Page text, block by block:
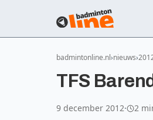
badmintonline.nl nieuws
TFS
9 december 2012· 2